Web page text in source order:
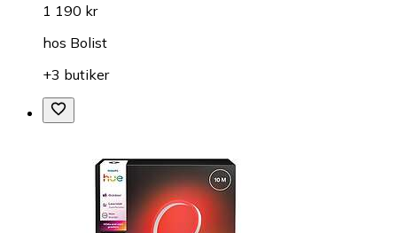
1 190 kr
hos Bolist
+3 butiker